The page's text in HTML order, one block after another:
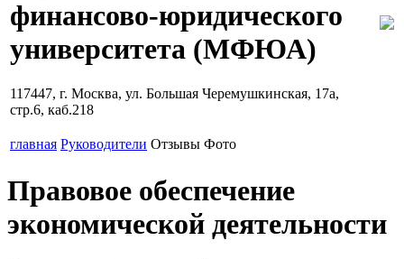
финансово-юридического
университета (МФЮА)
117447, г. Москва, ул. Большая Черемушкинская, 17а,
стр.6, каб.218
главная Руководители Отзывы Фото
Правовое обеспечение
экономической деятельности